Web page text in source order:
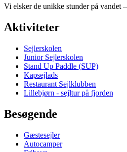
Vi elsker de unikke stunder på vandet
Aktiviteter
Sejlerskolen
Junior Sejlerskolen
Stand Up Paddle (SUP)
Kapsejlads
Restaurant Sejlklubben
Lillebjørn - sejltur på fjorden
Besøgende
Gæstesejler
Autocamper